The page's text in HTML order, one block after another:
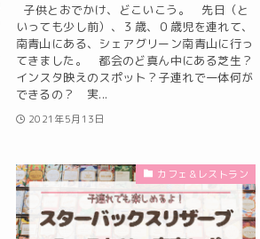
子供とおでかけ、どこいこう。 先日（と
いっても少し前）、３歳、０歳児を連れて、
南青山にある、シェアグリーン南青山に行っ
てきました。 都会のど真ん中にある芝生？
インスタ映えのスポット？子連れで一体何が
できるの？ 実...
2021年5月13日
カフェ＆レストラン